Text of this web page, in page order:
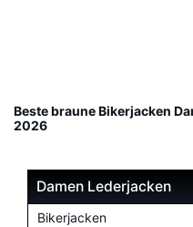
Beste braune Bikerjacken
2026
Damen Lederjacken
Bikerjacken